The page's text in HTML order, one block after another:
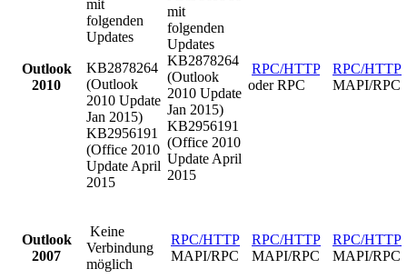
Outlook
2010
mit
folgenden
Updates
KB2878264
(Outlook
2010 Update
Jan 2015)
KB2956191
(Office 2010
Update April
2015
mit
folgenden
Updates
KB2878264
(Outlook
2010 Update
Jan 2015)
KB2956191
(Office 2010
Update April
2015
RPC/HTTP
oder RPC
RPC/HTTP
MAPI/RPC
Outlook
2007
Keine
Verbindung
möglich
RPC/HTTP
MAPI/RPC
RPC/HTTP
MAPI/RPC
RPC/HTTP
MAPI/RPC